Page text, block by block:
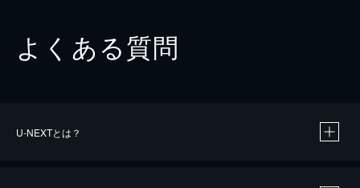
よくある質問
U-NEXTとは？